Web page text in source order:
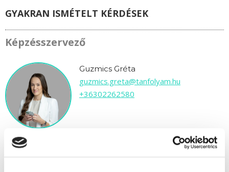
GYAKRAN ISMÉTELT KÉRDÉSEK
Képzésszervező
Guzmics Gréta
guzmics.greta@tanfolyam.hu
+36302262580